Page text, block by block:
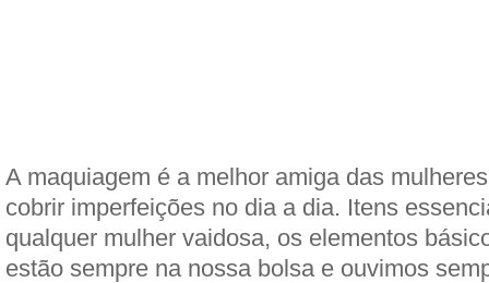
A maquiagem é a melhor amiga das
cobrir imperfeições no dia a dia. Itens
qualquer mulher vaidosa, os elementos
estão sempre na nossa bolsa e ouvimos